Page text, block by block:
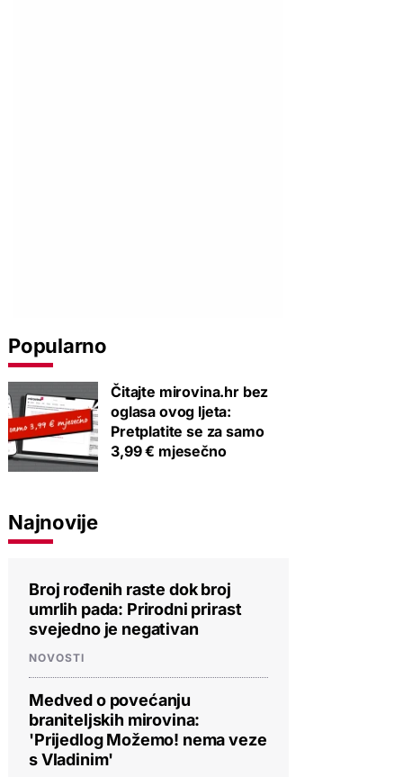
Popularno
Čitajte mirovina.hr bez
oglasa ovog ljeta:
Pretplatite se za samo
3,99 € mjesečno
Najnovije
Broj rođenih raste dok broj
umrlih pada: Prirodni prirast
svejedno je negativan
NOVOSTI
Medved o povećanju
braniteljskih mirovina:
'Prijedlog Možemo! nema veze
s Vladinim'